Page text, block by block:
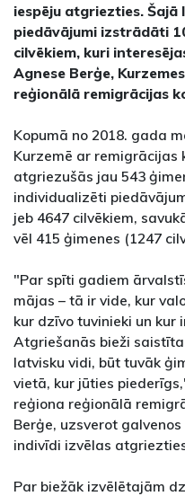
iespēju atgriezties.
piedāvājumi izstrādāti
cilvēkiem, kuri
Agnese Berģe,
reģionālā remigrācijas
Kopumā no 2018. gada
Kurzemē ar
atgriezušās jau 543
individualizēti
jeb 4647 cilvēkiem,
vēl 415 ģimenes (1247
"Par spīti gadiem
mājas – tā ir vide, kur
kur dzīvo tuvinieki un kur
Atgriešanās bieži
latvisku vidi, būt tuvāk
vietā, kur jūties
reģiona reģionālā
Berģe, uzsverot
indivīdi izvēlas
Par biežāk izvēlētajām